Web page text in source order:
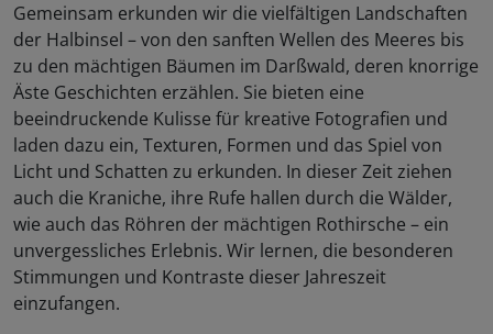
Gemeinsam erkunden wir die vielfältigen Landschaften
der Halbinsel – von den sanften Wellen des Meeres bis
zu den mächtigen Bäumen im Darßwald, deren knorrige
Äste Geschichten erzählen. Sie bieten eine
beeindruckende Kulisse für kreative Fotografien und
laden dazu ein, Texturen, Formen und das Spiel von
Licht und Schatten zu erkunden. In dieser Zeit ziehen
auch die Kraniche, ihre Rufe hallen durch die Wälder,
wie auch das Röhren der mächtigen Rothirsche – ein
unvergessliches Erlebnis. Wir lernen, die besonderen
Stimmungen und Kontraste dieser Jahreszeit
einzufangen.